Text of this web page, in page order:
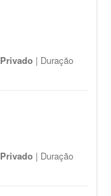
Privado | Duração
Privado | Duração